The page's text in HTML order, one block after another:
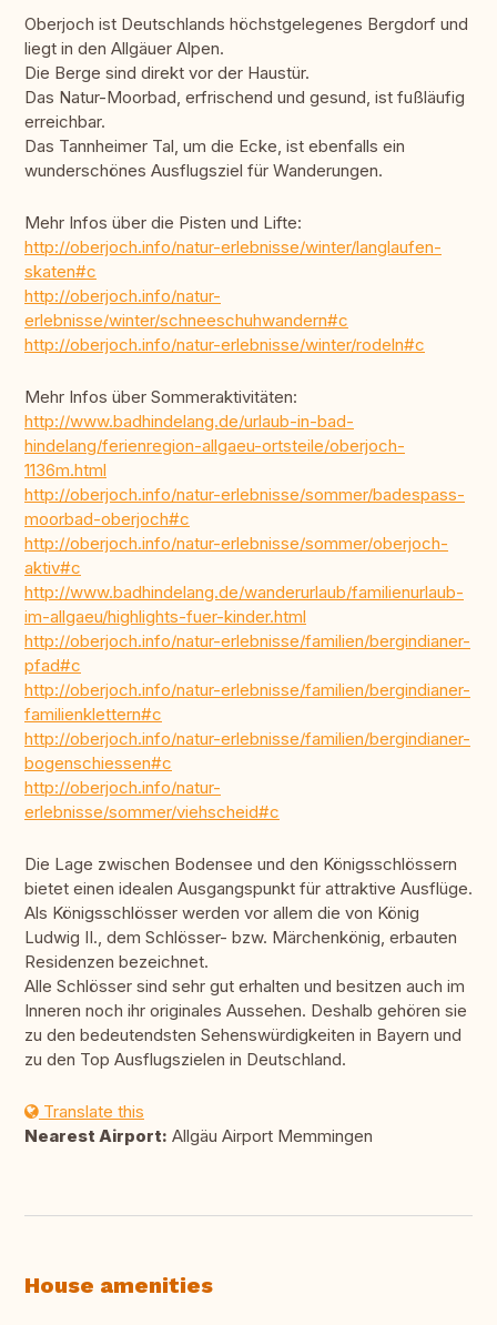
Oberjoch ist Deutschlands höchstgelegenes Bergdorf und
liegt in den Allgäuer Alpen.
Die Berge sind direkt vor der Haustür.
Das Natur-Moorbad, erfrischend und gesund, ist fußläufig
erreichbar.
Das Tannheimer Tal, um die Ecke, ist ebenfalls ein
wunderschönes Ausflugsziel für Wanderungen.
Mehr Infos über die Pisten und Lifte:
http://oberjoch.info/natur-erlebnisse/winter/langlaufen-
skaten#c
http://oberjoch.info/natur-
erlebnisse/winter/schneeschuhwandern#c
http://oberjoch.info/natur-erlebnisse/winter/rodeln#c
Mehr Infos über Sommeraktivitäten:
http://www.badhindelang.de/urlaub-in-bad-
hindelang/ferienregion-allgaeu-ortsteile/oberjoch-
1136m.html
http://oberjoch.info/natur-erlebnisse/sommer/badespass-
moorbad-oberjoch#c
http://oberjoch.info/natur-erlebnisse/sommer/oberjoch-
aktiv#c
http://www.badhindelang.de/wanderurlaub/familienurlaub-
im-allgaeu/highlights-fuer-kinder.html
http://oberjoch.info/natur-erlebnisse/familien/bergindianer-
pfad#c
http://oberjoch.info/natur-erlebnisse/familien/bergindianer-
familienklettern#c
http://oberjoch.info/natur-erlebnisse/familien/bergindianer-
bogenschiessen#c
http://oberjoch.info/natur-
erlebnisse/sommer/viehscheid#c
Die Lage zwischen Bodensee und den Königsschlössern
bietet einen idealen Ausgangspunkt für attraktive Ausflüge.
Als Königsschlösser werden vor allem die von König
Ludwig II., dem Schlösser- bzw. Märchenkönig, erbauten
Residenzen bezeichnet.
Alle Schlösser sind sehr gut erhalten und besitzen auch im
Inneren noch ihr originales Aussehen. Deshalb gehören sie
zu den bedeutendsten Sehenswürdigkeiten in Bayern und
zu den Top Ausflugszielen in Deutschland.
Translate this
Nearest Airport: Allgäu Airport Memmingen
House amenities